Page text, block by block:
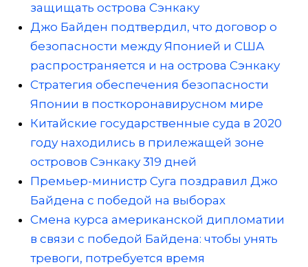
защищать острова Сэнкаку
Джо Байден подтвердил, что договор о
безопасности между Японией и США
распространяется и на острова Сэнкаку
Стратегия обеспечения безопасности
Японии в посткоронавирусном мире
Китайские государственные суда в 2020
году находились в прилежащей зоне
островов Сэнкаку 319 дней
Премьер-министр Суга поздравил Джо
Байдена с победой на выборах
Смена курса американской дипломатии
в связи с победой Байдена: чтобы унять
тревоги, потребуется время